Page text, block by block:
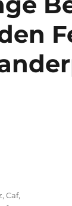
,Caf,